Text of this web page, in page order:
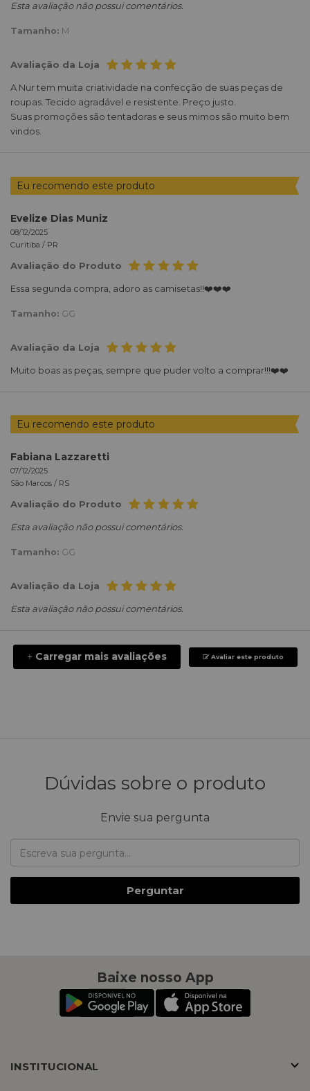
Esta avaliação não possui comentários.
Tamanho: M
Avaliação da Loja
A Nur tem muita criatividade na confecção de suas peças de
roupas. Tecido agradável e resistente. Preço justo.
Suas promoções são tentadoras e seus mimos são muito bem
vindos.
Eu recomendo este produto
Evelize Dias Muniz
08/12/2025
Curitiba / PR
Avaliação do Produto
Essa segunda compra, adoro as camisetas!!❤️❤️❤️
Tamanho: GG
Avaliação da Loja
Muito boas as peças, sempre que puder volto a comprar!!!❤️❤️
Eu recomendo este produto
Fabiana Lazzaretti
07/12/2025
São Marcos / RS
Avaliação do Produto
Esta avaliação não possui comentários.
Tamanho: GG
Avaliação da Loja
Esta avaliação não possui comentários.
+ Carregar mais avaliações Avaliar este produto
Dúvidas sobre o produto
Envie sua pergunta
Perguntar
Baixe nosso App
INSTITUCIONAL